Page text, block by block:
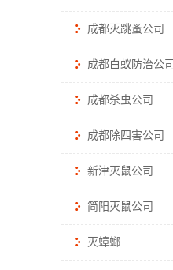
成都灭跳蚤公司
成都白蚁防治公司
成都杀虫公司
成都除四害公司
新津灭鼠公司
简阳灭鼠公司
灭蟑螂